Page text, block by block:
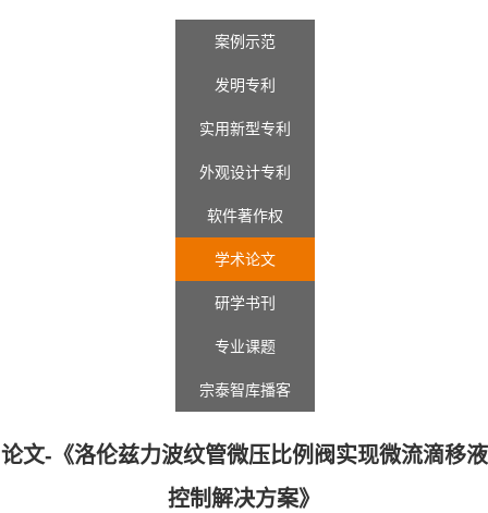
案例示范
发明专利
实用新型专利
外观设计专利
软件著作权
学术论文
研学书刊
专业课题
宗泰智库播客
论文-《洛伦兹力波纹管微压比例阀实现微流滴移液
控制解决方案》